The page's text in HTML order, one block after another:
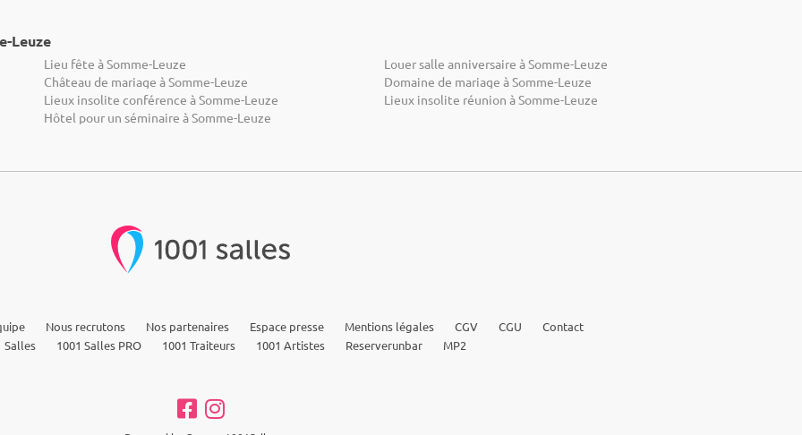
Leuze
Lieu fête à Somme-Leuze
Louer salle anniversaire à Somme-Leuze
Château de mariage à Somme-Leuze
Domaine de mariage à Somme-Leuze
Lieux insolite conférence à Somme-Leuze
Lieux insolite réunion à Somme-Leuze
Hôtel pour un séminaire à Somme-Leuze
Nous recrutons Nos partenaires Espace presse Mentions légales CGV CGU
Contact
Salles
1001 Salles PRO 1001 Traiteurs 1001 Artistes Reserverunbar MP2